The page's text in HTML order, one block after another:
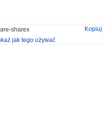
sharex
Kopiuj
jak tego używać